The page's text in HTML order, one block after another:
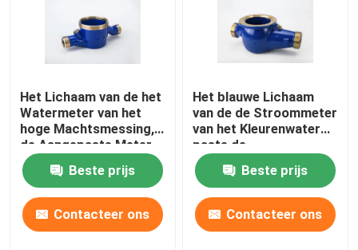
Loodvrije Kleppen
MESSINGSbaar
BRONSbaar
Messingsstaaf
Het Lichaam van de het
Watermeter van het
hoge Machtsmessing,
de Aangepaste Meter
van de Koud
WaterstroomBeste prijs
Contacteer ons
Het blauwe Lichaam
van de de Stroommeter
van het Kleurenwater
paste de
Adapterlichaam DN 15-
DN 50 van de
Watermeter aan
Beste prijs
Contacteer ons